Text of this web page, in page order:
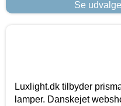
Se
Luxlight.dk tilbyder
lamper. Danskejet